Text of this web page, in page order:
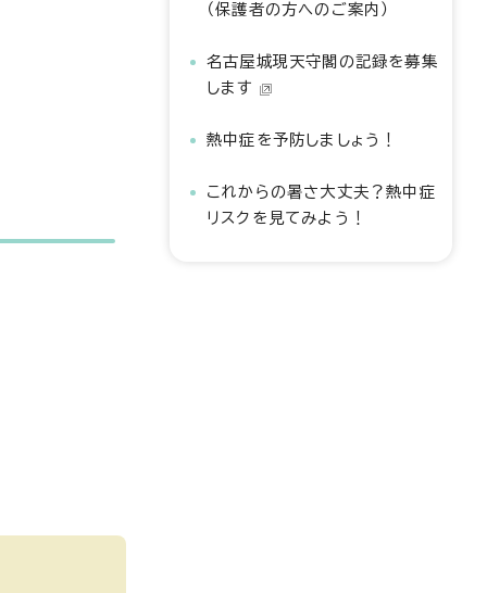
（保護者の方へのご案内）
名古屋城現天守閣の記録を募集
します
熱中症を予防しましょう！
これからの暑さ大丈夫？熱中症
リスクを見てみよう！